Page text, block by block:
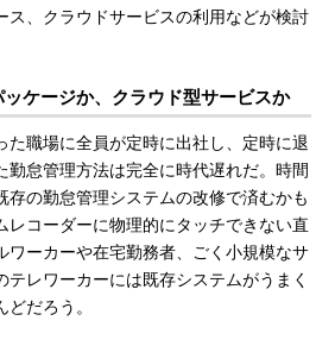
ス、クラウドサービスの利用などが検討
ケージか、クラウド型サービスか
職場に全員が定時に出社し、定時に退
勤怠管理方法は完全に時代遅れだ。時間
存の勤怠管理システムの改修で済むかも
レコーダーに物理的にタッチできない直
ワーカーや在宅勤務者、ごく小規模なサ
テレワーカーには既存システムがうまく
だろう。